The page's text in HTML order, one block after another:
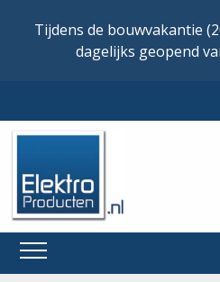
Tijdens de bouwvakantie
dagelijks geopend